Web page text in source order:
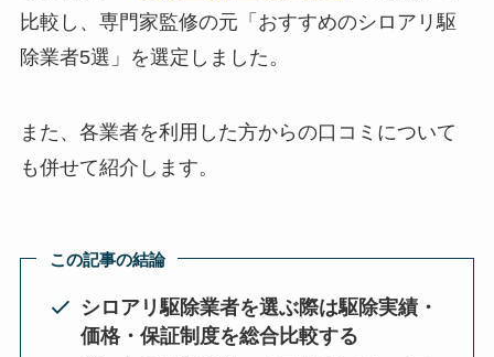
比較し、専門家監修の元「おすすめのシロアリ駆
除業者5選」を選定しました。
また、各業者を利用した方からの口コミについて
も併せて紹介します。
この記事の結論
シロアリ駆除業者を選ぶ際は駆除実績・
価格・保証制度を総合比較する